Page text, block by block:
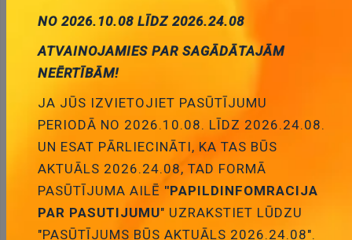
Noliktavas stāvoklis:
0
Daudzums:
Pievienot grozam
Apraksts
NO 2026.10.08 LĪDZ 2026.24.08
ATVAINOJAMIES PAR SAGĀDĀTAJĀM
NEĒRTĪBĀM!
JA JŪS IZVIETOJIET PASŪTĪJUMU
PERIODĀ NO 2026.10.08. LĪDZ 2026.24.08.
UN ESAT PĀRLIECINĀTI, KA TAS BŪS
AKTUĀLS 2026.24.08, TAD FORMĀ
PASŪTĪJUMA AILĒ "PAPILDINFOMRACIJA
PAR PASUTIJUMU" UZRAKSTIET LŪDZU
"PASŪTĪJUMS BŪS AKTUĀLS 2026.24.08".